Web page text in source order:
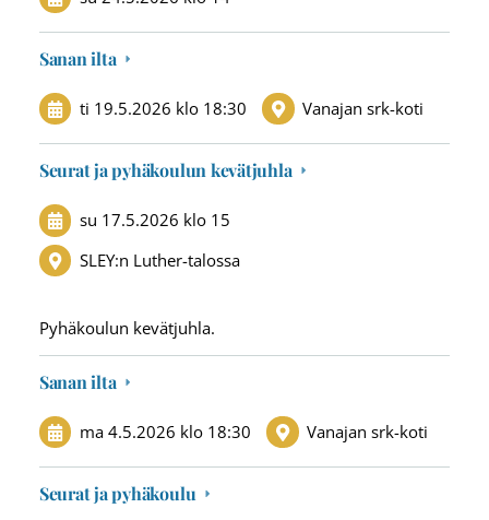
Sanan ilta
ti 19.5.2026 klo 18:30 Vanajan srk-koti
Seurat ja pyhäkoulun kevätjuhla
su 17.5.2026 klo 15
SLEY:n Luther-talossa
Pyhäkoulun kevätjuhla.
Sanan ilta
ma 4.5.2026 klo 18:30 Vanajan srk-koti
Seurat ja pyhäkoulu